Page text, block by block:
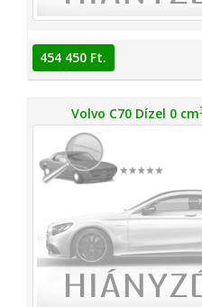
454 450 Ft.
Volvo C70 Dízel 0 cm